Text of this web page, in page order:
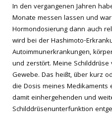
In den vergangenen Jahren
Monate messen lassen und
Hormondosierung dann auch
wird bei der Hashimoto-
Autoimmunerkrankungen,
und zerstört. Meine
Gewebe. Das heißt, über kurz
die Dosis meines
damit einhergehenden und
Schilddrüsenunterfunktion